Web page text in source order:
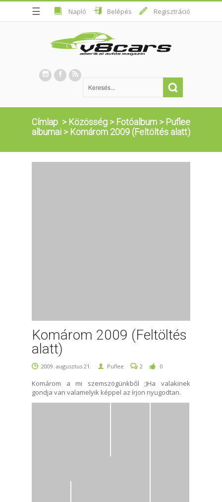
☰ Napló Belépés Regisztráció
Címlap > Közösség > Fotóalbum > Puflee
albumai > Komárom 2009 (Feltöltés alatt)
Komárom 2009 (Feltöltés
alatt)
2009. augusztus 21. Puflee 2 0
Komárom a mi szemszögünkből ;)Ha valakinek
gondja van valamelyik képpel az írjon nyugodtan.